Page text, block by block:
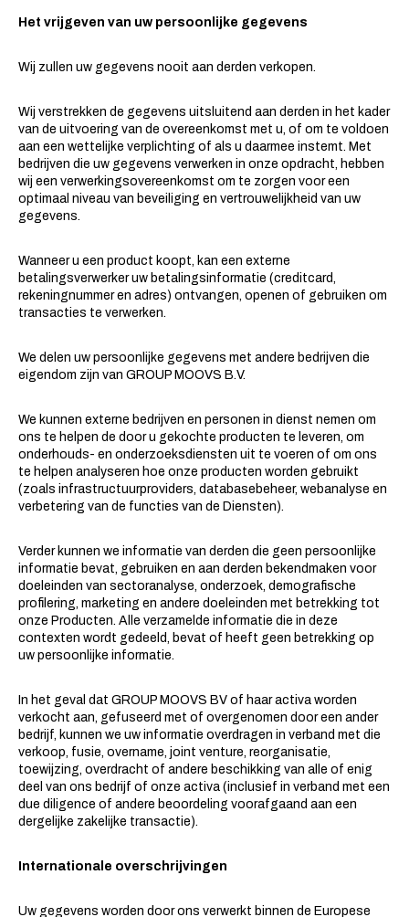
Het vrijgeven van uw persoonlijke gegevens
Wij zullen uw gegevens nooit aan derden verkopen.
Wij verstrekken de gegevens uitsluitend aan derden in het kader
van de uitvoering van de overeenkomst met u, of om te voldoen
aan een wettelijke verplichting of als u daarmee instemt. Met
bedrijven die uw gegevens verwerken in onze opdracht, hebben
wij een verwerkingsovereenkomst om te zorgen voor een
optimaal niveau van beveiliging en vertrouwelijkheid van uw
gegevens.
Wanneer u een product koopt, kan een externe
betalingsverwerker uw betalingsinformatie (creditcard,
rekeningnummer en adres) ontvangen, openen of gebruiken om
transacties te verwerken.
We delen uw persoonlijke gegevens met andere bedrijven die
eigendom zijn van GROUP MOOVS B.V.
We kunnen externe bedrijven en personen in dienst nemen om
ons te helpen de door u gekochte producten te leveren, om
onderhouds- en onderzoeksdiensten uit te voeren of om ons
te helpen analyseren hoe onze producten worden gebruikt
(zoals infrastructuurproviders, databasebeheer, webanalyse en
verbetering van de functies van de Diensten).
Verder kunnen we informatie van derden die geen persoonlijke
informatie bevat, gebruiken en aan derden bekendmaken voor
doeleinden van sectoranalyse, onderzoek, demografische
profilering, marketing en andere doeleinden met betrekking tot
onze Producten. Alle verzamelde informatie die in deze
contexten wordt gedeeld, bevat of heeft geen betrekking op
uw persoonlijke informatie.
In het geval dat GROUP MOOVS BV of haar activa worden
verkocht aan, gefuseerd met of overgenomen door een ander
bedrijf, kunnen we uw informatie overdragen in verband met die
verkoop, fusie, overname, joint venture, reorganisatie,
toewijzing, overdracht of andere beschikking van alle of enig
deel van ons bedrijf of onze activa (inclusief in verband met een
due diligence of andere beoordeling voorafgaand aan een
dergelijke zakelijke transactie).
Internationale overschrijvingen
Uw gegevens worden door ons verwerkt binnen de Europese